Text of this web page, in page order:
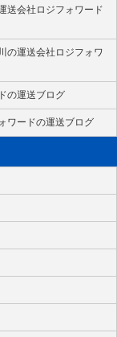
送会社ロジフォワード
の運送会社ロジフォワ
の運送ブログ
ワードの運送ブログ